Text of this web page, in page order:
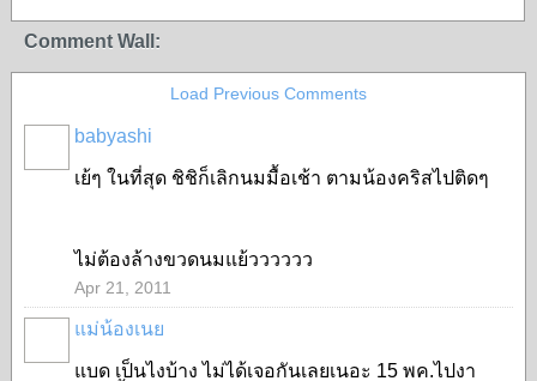
Comment Wall:
Load Previous Comments
babyashi
เย้ๆ ในที่สุด ชิชิก็เลิกนมมื้อเช้า ตามน้องคริสไปติดๆ
ไม่ต้องล้างขวดนมแย้วววววว
Apr 21, 2011
แม่น้องเนย
แบด เป็นไงบ้าง ไม่ได้เจอกันเลยเนอะ 15 พค.ไปงา